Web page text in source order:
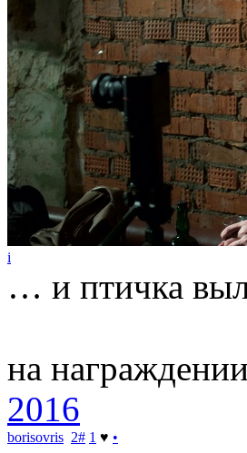
i
… и птичка
на
2016
borisovris 2# 1 ♥ •